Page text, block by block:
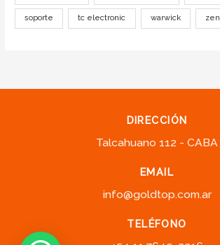
soporte tc electronic warwick zen
DIRECCIÓN
Talcahuano 112 - CABA
EMAIL
info@goldtop.com.ar
TELÉFONO